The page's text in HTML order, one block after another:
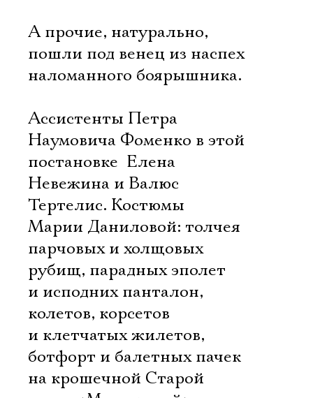
А прочие, натурально,
пошли под венец из наспех
наломанного боярышника.
Ассистенты Петра
Наумовича Фоменко в этой
постановке  Елена
Невежина и Валюс
Тертелис. Костюмы 
Марии Даниловой: толчея
парчовых и холщовых
рубищ, парадных эполет
и исподних панталон,
колетов, корсетов
и клетчатых жилетов,
ботфорт и балетных пачек
на крошечной Старой